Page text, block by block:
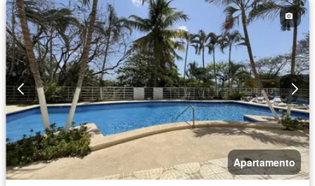
Apartamento